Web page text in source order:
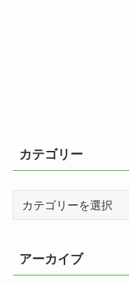
カテゴリー
リ
ー
アーカイブ